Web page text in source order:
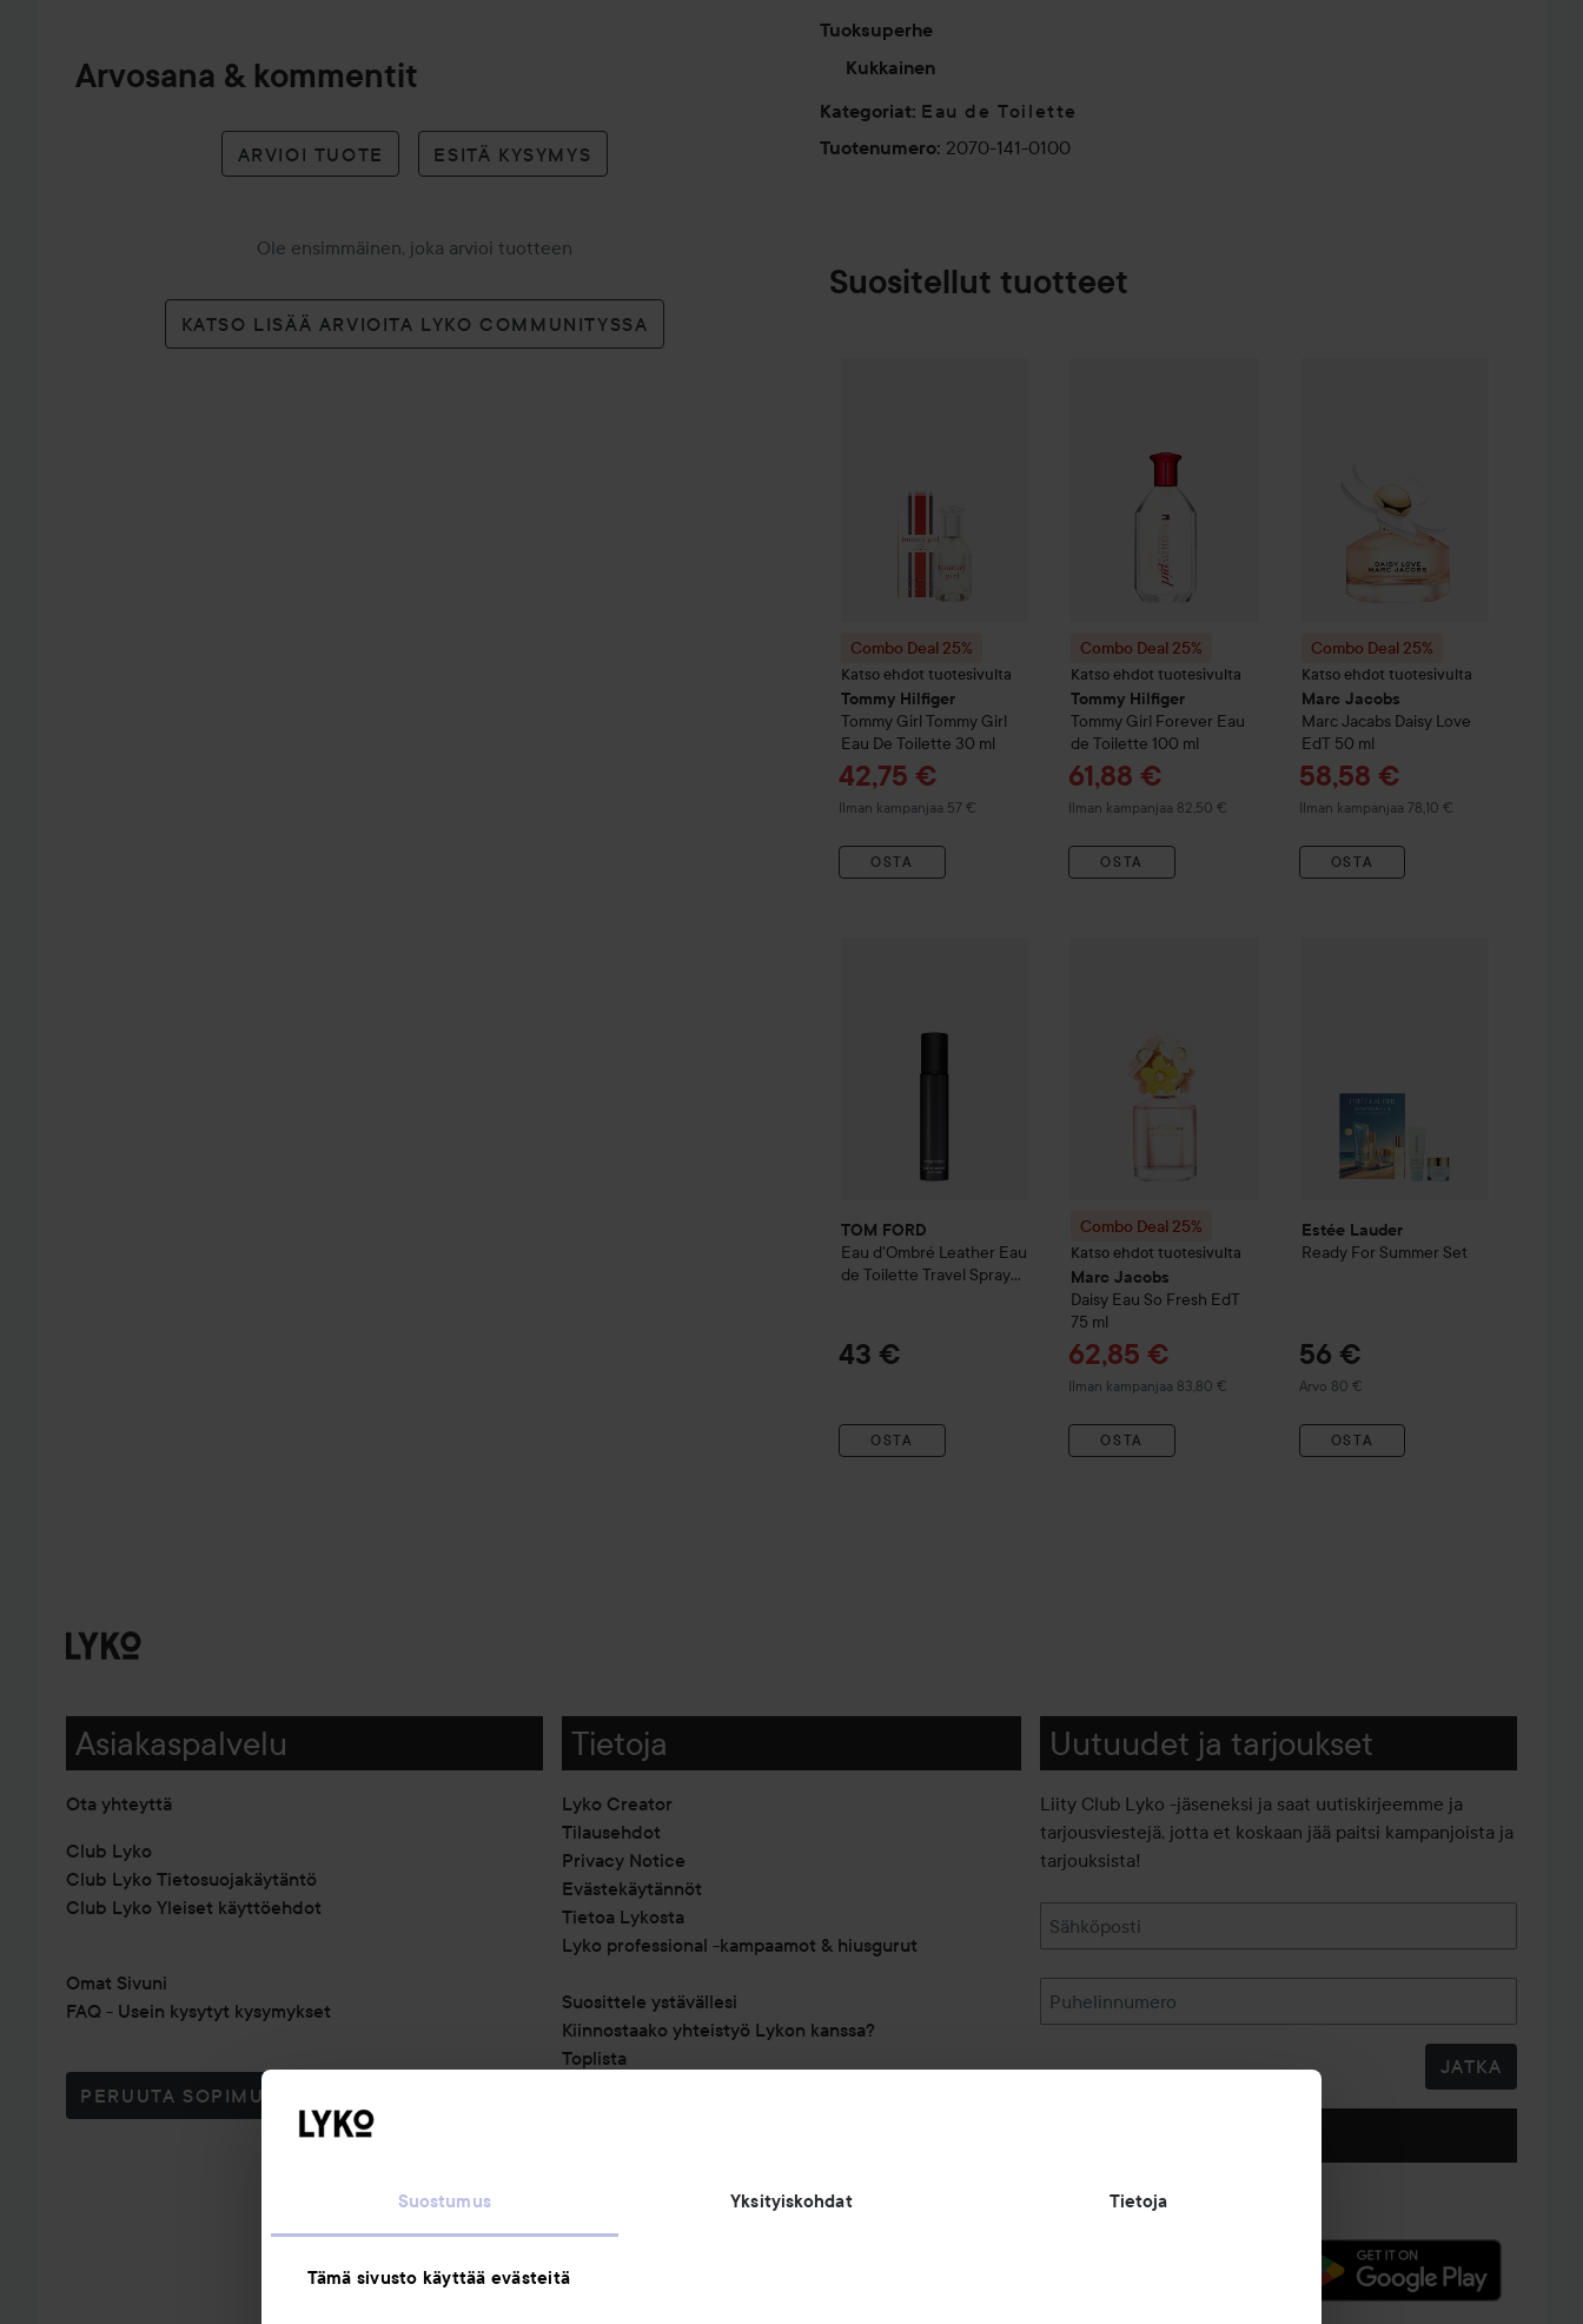
Suostumus Yksityiskohdat Tietoja
Tämä sivusto käyttää evästeitä
Arvosana & kommentit
ARVIOI TUOTE ESITÄ KYSYMYS
Ole ensimmäinen, joka arvioi tuotteen
KATSO LISÄÄ ARVIOITA LYKO COMMUNITYSSA
100 ml
Tuoksuperhe
Kukkainen
Kategoriat: Eau de Toilette
Tuotenumero: 2070-141-0100
Suositellut tuotteet
Combo Deal 25%
Katso ehdot tuotesivulta
Tommy Hilfiger
Tommy Girl Tommy Girl
Eau De Toilette 30 ml
Tarjoushinta
42,75 €
Ilman kampanjaa 57 €
OSTA
Combo Deal 25%
Katso ehdot tuotesivulta
Tommy Hilfiger
Tommy Girl Forever Eau
de Toilette 100 ml
Tarjoushinta
61,88 €
Ilman kampanjaa 82,50 €
OSTA
Combo Deal 25%
Katso ehdot tuotesivulta
Marc Jacobs
Marc Jacabs Daisy Love
EdT 50 ml
Tarjoushinta
58,58 €
Ilman kampanjaa 78,10 €
OSTA
TOM FORD
Eau d'Ombré Leather Eau
de Toilette Travel Spray
43 €
OSTA
Combo Deal 25%
Katso ehdot tuotesivulta
Marc Jacobs
Daisy Eau So Fresh EdT
75 ml
Tarjoushinta
62,85 €
Ilman kampanjaa 83,80 €
OSTA
Estée Lauder
Ready For Summer Set
56 €
Arvo 80 €
OSTA
Asiakaspalvelu
Ota yhteyttä
Club Lyko
Club Lyko Tietosuojakäytäntö
Club Lyko Yleiset käyttöehdot
Omat Sivuni
FAQ - Usein kysytyt kysymykset
PERUUTA SOPIMUS TÄSTÄ
Tietoja
Lyko Creator
Tilausehdot
Privacy Notice
Evästekäytännöt
Tietoa Lykosta
Lyko professional -kampaamot & hiusgurut
Suosittele ystävällesi
Kiinnostaako yhteistyö Lykon kanssa?
Toplista
Uutuudet ja tarjoukset
Liity Club Lyko -jäseneksi ja saat uutiskirjeemme ja
tarjousviestejä, jotta et koskaan jää paitsi kampanjoista ja
tarjouksista!
Sähköposti
Puhelinnumero
JATKA